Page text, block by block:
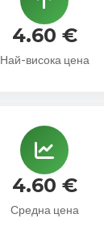
4.60 €
Най-висока цена
4.60 €
Средна цена